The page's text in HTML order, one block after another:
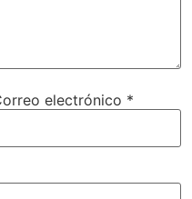
electrónico *